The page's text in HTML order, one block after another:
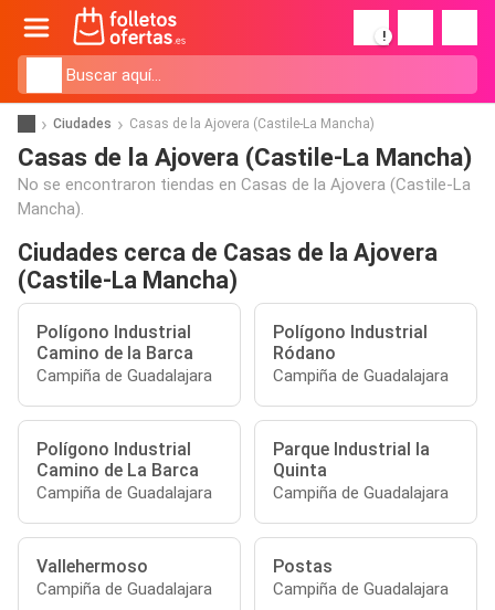
!
Ciudades Casas de la Ajovera (Castile-La Mancha)
Casas de la Ajovera (Castile-La Mancha)
No se encontraron tiendas en Casas de la Ajovera (Castile-La
Mancha).
Ciudades cerca de Casas de la Ajovera
(Castile-La Mancha)
Polígono Industrial
Camino de la Barca
Campiña de Guadalajara
Polígono Industrial
Ródano
Campiña de Guadalajara
Polígono Industrial
Camino de La Barca
Campiña de Guadalajara
Parque Industrial la
Quinta
Campiña de Guadalajara
Vallehermoso
Campiña de Guadalajara
Postas
Campiña de Guadalajara